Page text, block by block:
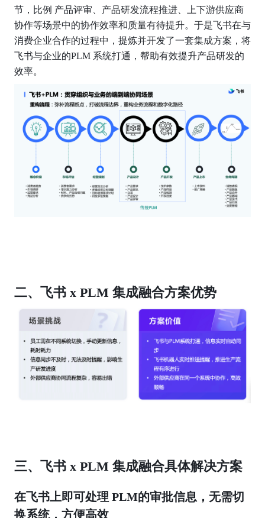
节，比例 产品评审、产品研发流程推进、上下游供应商
协作等场景中的协作效率和质量有待提升。于是飞书在与
消费企业合作的过程中，提炼并开发了一套集成方案，将
飞书与企业的PLM 系统打通，帮助有效提升产品研发的
效率。
二、飞书 x PLM 集成融合方案优势
三、飞书 x PLM 集成融合具体解决方案
在飞书上即可处理 PLM的审批信息，无需切
换系统，方便高效